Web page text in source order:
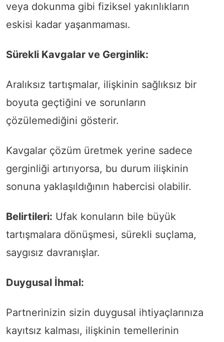
veya dokunma gibi fiziksel yakınlıkların
eskisi kadar yaşanmaması.
Sürekli Kavgalar ve Gerginlik:
Aralıksız tartışmalar, ilişkinin sağlıksız bir
boyuta geçtiğini ve sorunların
çözülemediğini gösterir.
Kavgalar çözüm üretmek yerine sadece
gerginliği artırıyorsa, bu durum ilişkinin
sonuna yaklaşıldığının habercisi olabilir.
Belirtileri: Ufak konuların bile büyük
tartışmalara dönüşmesi, sürekli suçlama,
saygısız davranışlar.
Duygusal İhmal:
Partnerinizin sizin duygusal ihtiyaçlarınıza
kayıtsız kalması, ilişkinin temellerinin